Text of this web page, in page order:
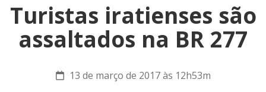
Turistas iratienses são
assaltados na BR 277
13 de março de 2017 às 12h53m